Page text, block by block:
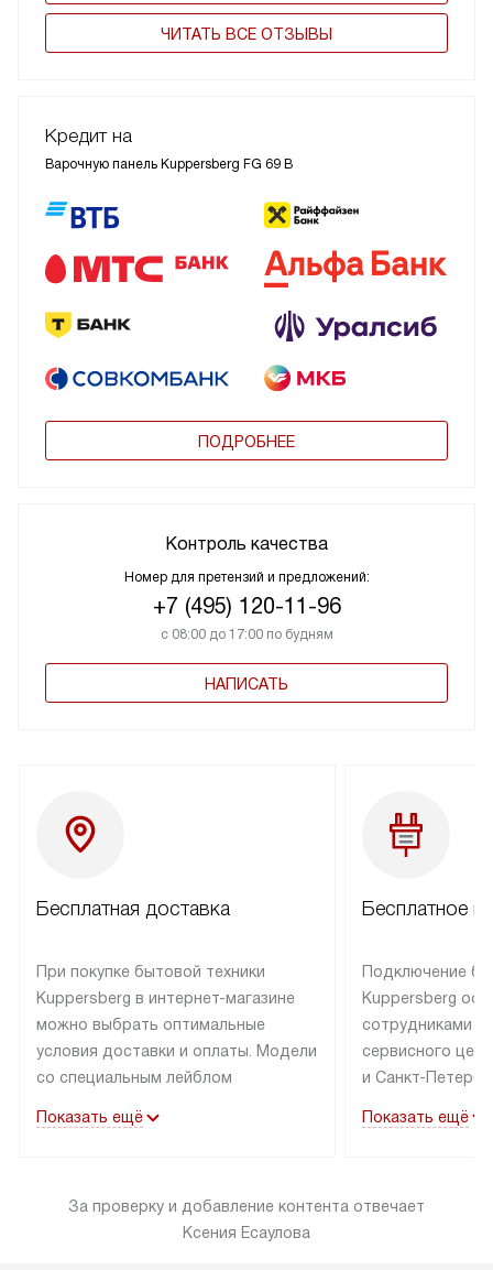
ЧИТАТЬ ВСЕ ОТЗЫВЫ
Кредит на
Варочную панель Kuppersberg FG 69 B
ПОДРОБНЕЕ
Контроль качества
Номер для претензий и предложений:
+7 (495) 120-11-96
с 08:00 до 17:00 по будням
НАПИСАТЬ
Бесплатная доставка
При покупке бытовой техники
Kuppersberg в интернет-магазине
можно выбрать оптимальные
условия доставки и оплаты. Модели
со специальным лейблом
в пределах МКАД до подъезда,
«в наличии» может быть отправлен
покупателю в течение трех дней.
Показать ещё
Бесплатное
Подключение
Kuppersberg
сотрудниками
сервисного
и Санкт-
подключается к
за пределы
Показать ещё
За проверку и добавление контента отвечает
Ксения Есаулова